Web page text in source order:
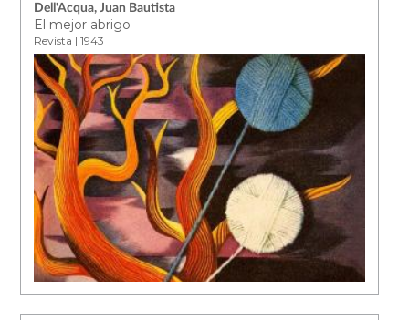
Dell'Acqua, Juan Bautista
El mejor abrigo
Revista | 1943